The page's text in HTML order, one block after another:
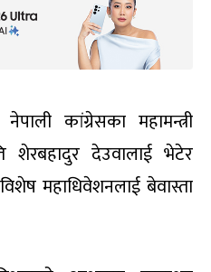
कांग्रेसका महामन्त्री
शेरबहादुर देउवालाई भेटेर
महाधिवेशनलाई बेवास्ता